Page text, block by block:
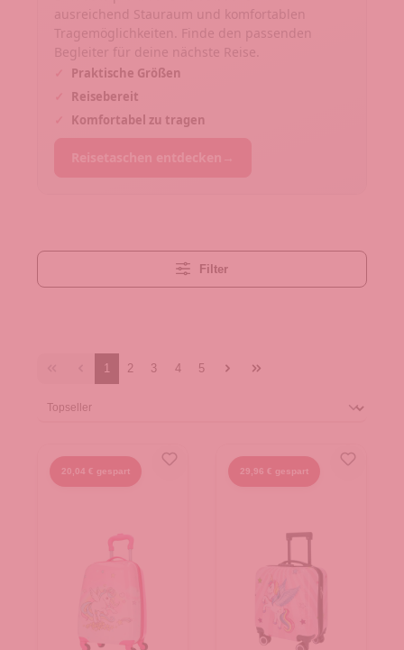
ausreichend Stauraum und komfortablen
Tragemöglichkeiten. Finde den passenden
Begleiter für deine nächste Reise.
Praktische Größen
Reisebereit
Komfortabel zu tragen
Filter
1 2 3 4 5
20,04 € gespart 29,96 € gespart